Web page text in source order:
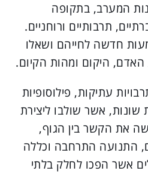
המערב, בתקופה
תרבותיים ורוחניים.
חדשה לחייהם ושאלו
היקום ומהות הקיום.
עתיקות, פילוסופיות
שונות, אשר שולבו ליצירת
את הקשר בין הגוף,
התנועה התרחבה וכללה
אשר הפכו לחלק בלתי